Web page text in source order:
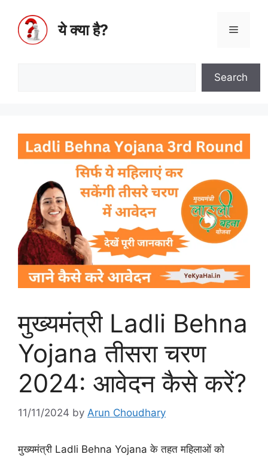
ये क्या है?
Search
मुख्यमंत्री Ladli Behna
Yojana तीसरा चरण
2024: आवेदन कैसे करें?
11/11/2024 by Arun Choudhary
मुख्यमंत्री Ladli Behna Yojana के तहत महिलाओं को